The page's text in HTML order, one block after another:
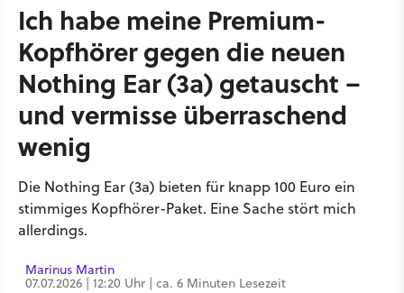
Ich habe meine Premium-
Kopfhörer gegen die neuen
Nothing Ear (3a) getauscht –
und vermisse überraschend
wenig
Die Nothing Ear (3a) bieten für knapp 100 Euro ein
stimmiges Kopfhörer-Paket. Eine Sache stört mich
allerdings.
Marinus Martin
07.07.2026 | 12:20 Uhr | ca. 6 Minuten Lesezeit